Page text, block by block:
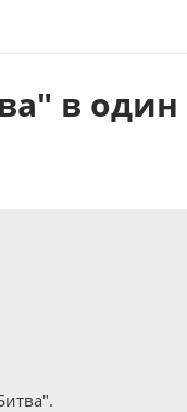
в один